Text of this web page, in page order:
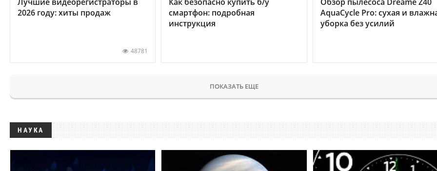
2026 году: хиты продаж
48781
смартфон: подробная
инструкция
AquaCycle Pro: сухая и
уборка без усилий
ПОКАЗАТЬ ЕЩЕ
НАУКА